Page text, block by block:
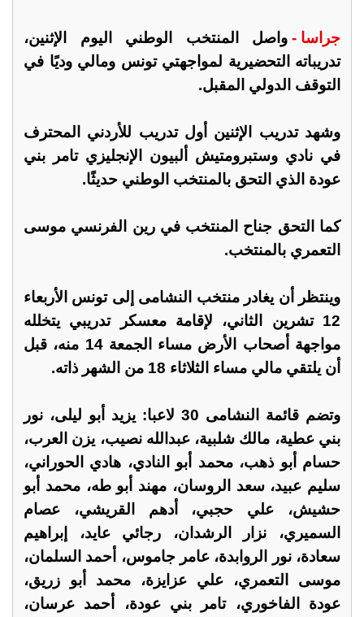
جراسا - واصل المنتخب الوطني اليوم الإثنين،
تدريباته التحضيرية لمواجهتي تونس ومالي وديًا في
التوقف الدولي المقبل.
وشهد تدريب الإثنين أول تدريب للأردني المحترف
في نادي وستبرومتيش ألبيون الإنجليزي تامر بني
عودة الذي التحق بالمنتخب الوطني حديثًا.
كما التحق جناح المنتخب في رين الفرنسي موسى
التعمري بالمنتخب.
وينتظر أن يغادر منتخب النشامى إلى تونس الأربعاء
12 تشرين الثاني، لإقامة معسكر تدريبي يتخلله
مواجهة أصحاب الأرض مساء الجمعة 14 منه، قبل
أن يلتقي مالي مساء الثلاثاء 18 من الشهر ذاته.
وتضم قائمة النشامى 30 لاعبا: يزيد أبو ليلى، نور
بني عطية، مالك شلبية، عبدالله نصيب، يزن العرب،
حسام أبو ذهب، محمد أبو النادي، هادي الحوراني،
سليم عبيد، سعد الروسان، مهند أبو طه، محمد أبو
حشيش، علي حجبي، أدهم القريشي، عصام
السميري، نزار الرشدان، رجائي عايد، إبراهيم
سعادة، نور الروابدة، عامر جاموس، أحمد السلمان،
موسى التعمري، علي عزايزة، محمد أبو زريق،
عودة الفاخوري، تامر بني عودة، أحمد عرسان،